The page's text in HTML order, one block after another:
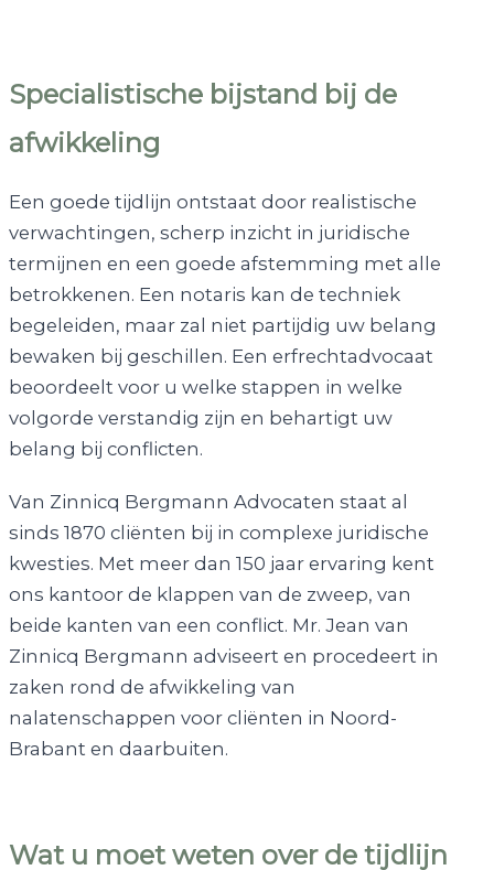
Specialistische bijstand bij de
afwikkeling
Een goede tijdlijn ontstaat door realistische
verwachtingen, scherp inzicht in juridische
termijnen en een goede afstemming met alle
betrokkenen. Een notaris kan de techniek
begeleiden, maar zal niet partijdig uw belang
bewaken bij geschillen. Een erfrechtadvocaat
beoordeelt voor u welke stappen in welke
volgorde verstandig zijn en behartigt uw
belang bij conflicten.
Van Zinnicq Bergmann Advocaten staat al
sinds 1870 cliënten bij in complexe juridische
kwesties. Met meer dan 150 jaar ervaring kent
ons kantoor de klappen van de zweep, van
beide kanten van een conflict. Mr. Jean van
Zinnicq Bergmann adviseert en procedeert in
zaken rond de afwikkeling van
nalatenschappen voor cliënten in Noord-
Brabant en daarbuiten.
Wat u moet weten over de tijdlijn